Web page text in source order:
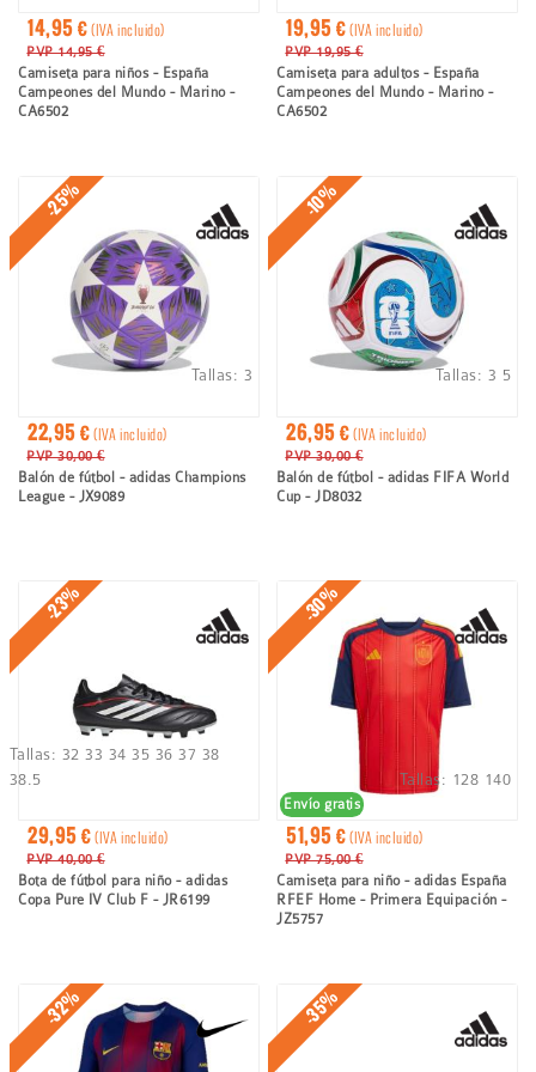
14,95 €(IVA incluido)
PVP 14,95 €
Camiseta para niños - España
Campeones del Mundo - Marino -
CA6502
19,95 €(IVA incluido)
PVP 19,95 €
Camiseta para adultos - España
Campeones del Mundo - Marino -
CA6502
-25%
22,95 €(IVA incluido)
PVP 30,00 €
Balón de fútbol - adidas Champions
League - JX9089
Tallas: 3
-10%
26,95 €(IVA incluido)
PVP 30,00 €
Balón de fútbol - adidas FIFA World
Cup - JD8032
Tallas: 3 5
-23%
29,95 €(IVA incluido)
PVP 40,00 €
Bota de fútbol para niño - adidas
Copa Pure IV Club F - JR6199
Tallas: 32 33 34 35 36 37 38
38.5
Envío gratis
-30%
51,95 €(IVA incluido)
PVP 75,00 €
Camiseta para niño - adidas España
RFEF Home - Primera Equipación -
JZ5757
Tallas: 128 140
-32% -35%